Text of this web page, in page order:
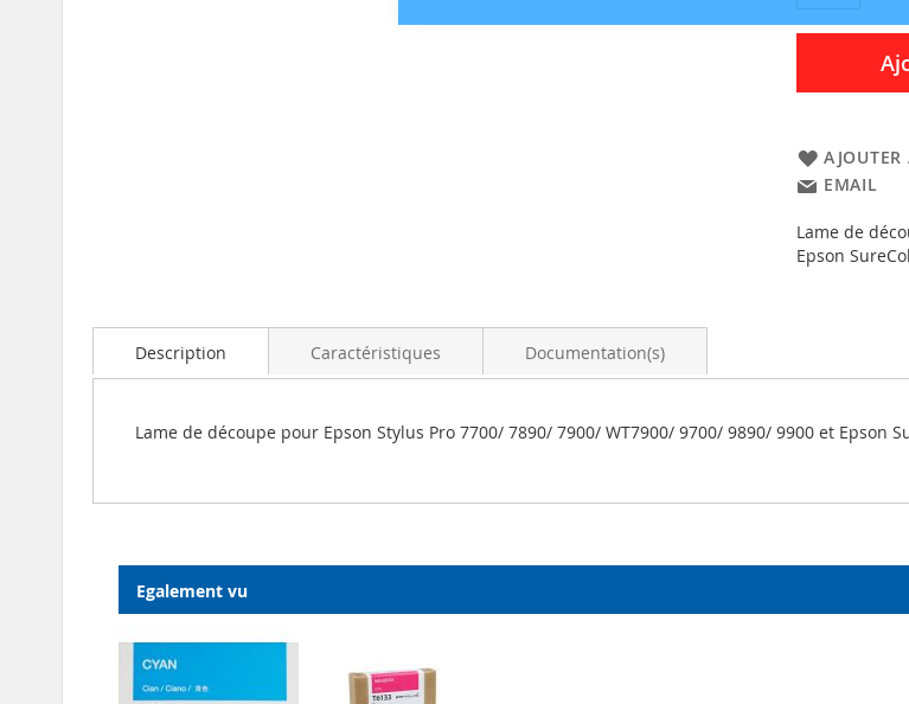
AJOUTER
EMAIL
Lame de
Epson
the
images
gallery
Description
Lame de découpe pour Epson Stylus Pro 7700/ 7890/ 7900/ WT7900/ 9700/ 9890/ 9900 et Epson
Caractéristiques Documentation(s)
Egalement vu